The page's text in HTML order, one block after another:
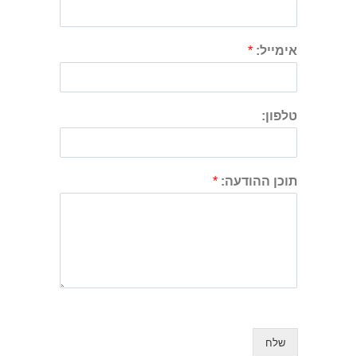
אימייל: *
טלפון:
תוכן ההודעה: *
שלח